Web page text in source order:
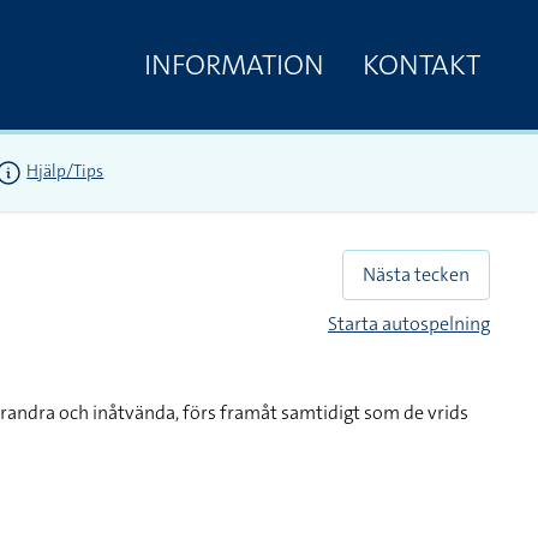
INFORMATION KONTAKT
Hjälp/Tips
Nästa tecken
Starta autospelning
och inåtvända, förs framåt samtidigt som de vrids